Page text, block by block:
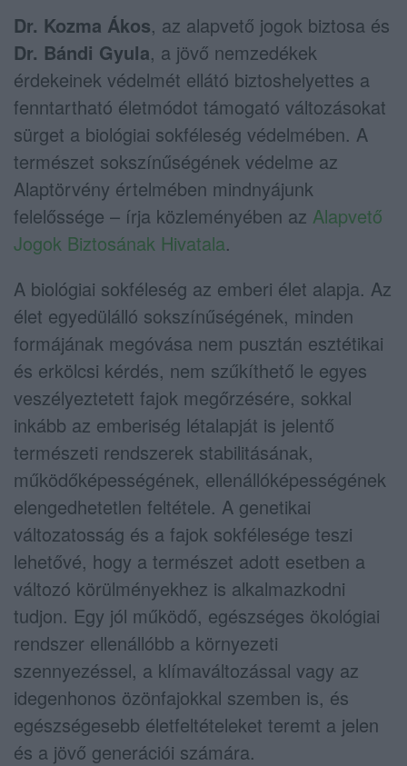
Dr. Kozma Ákos, az alapvető jogok biztosa és
Dr. Bándi Gyula, a jövő nemzedékek
érdekeinek védelmét ellátó biztoshelyettes a
fenntartható életmódot támogató változásokat
sürget a biológiai sokféleség védelmében. A
természet sokszínűségének védelme az
Alaptörvény értelmében mindnyájunk
felelőssége – írja közleményében az Alapvető
Jogok Biztosának Hivatala.
A biológiai sokféleség az emberi élet alapja. Az
élet egyedülálló sokszínűségének, minden
formájának megóvása nem pusztán esztétikai
és erkölcsi kérdés, nem szűkíthető le egyes
veszélyeztetett fajok megőrzésére, sokkal
inkább az emberiség létalapját is jelentő
természeti rendszerek stabilitásának,
működőképességének, ellenállóképességének
elengedhetetlen feltétele. A genetikai
változatosság és a fajok sokfélesége teszi
lehetővé, hogy a természet adott esetben a
változó körülményekhez is alkalmazkodni
tudjon. Egy jól működő, egészséges ökológiai
rendszer ellenállóbb a környezeti
szennyezéssel, a klímaváltozással vagy az
idegenhonos özönfajokkal szemben is, és
egészségesebb életfeltételeket teremt a jelen
és a jövő generációi számára.